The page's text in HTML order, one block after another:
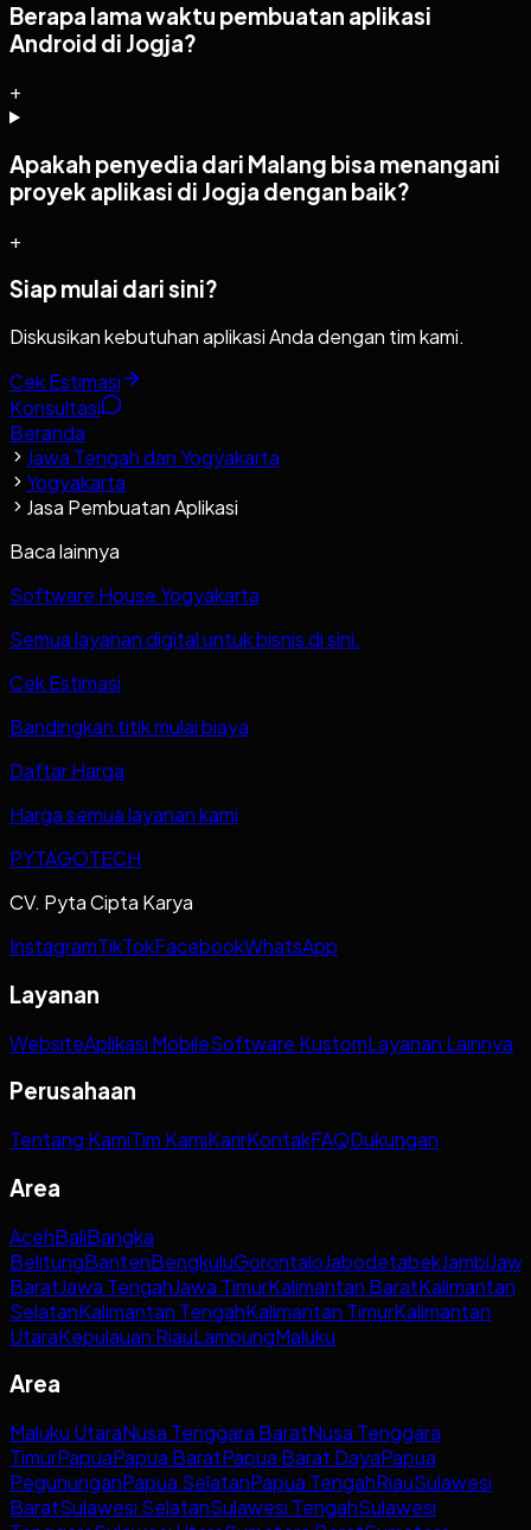
Berapa lama waktu pembuatan aplikasi
Android di Jogja?
+
Apakah penyedia dari Malang bisa menangani
proyek aplikasi di Jogja dengan baik?
+
Siap mulai dari sini?
Diskusikan kebutuhan aplikasi Anda dengan tim kami.
Cek Estimasi
Konsultasi
Beranda
Jawa Tengah dan Yogyakarta
Yogyakarta
Jasa Pembuatan Aplikasi
Baca lainnya
Software House Yogyakarta
Semua layanan digital untuk bisnis di sini.
Cek Estimasi
Bandingkan titik mulai biaya
Daftar Harga
Harga semua layanan kami
PYTAGOTECH
CV. Pyta Cipta Karya
InstagramTikTokFacebookWhatsApp
Layanan
WebsiteAplikasi MobileSoftware KustomLayanan Lainnya
Perusahaan
Tentang KamiTim KamiKarirKontakFAQDukungan
Area
AcehBaliBangka
BelitungBantenBengkuluGorontaloJabodetabekJambi
BaratJawa TengahJawa TimurKalimantan BaratKalimantan
SelatanKalimantan TengahKalimantan TimurKalimantan
UtaraKepulauan RiauLampungMaluku
Area
Maluku UtaraNusa Tenggara BaratNusa Tenggara
TimurPapuaPapua BaratPapua Barat DayaPapua
PegununganPapua SelatanPapua TengahRiauSulawesi
BaratSulawesi SelatanSulawesi TengahSulawesi